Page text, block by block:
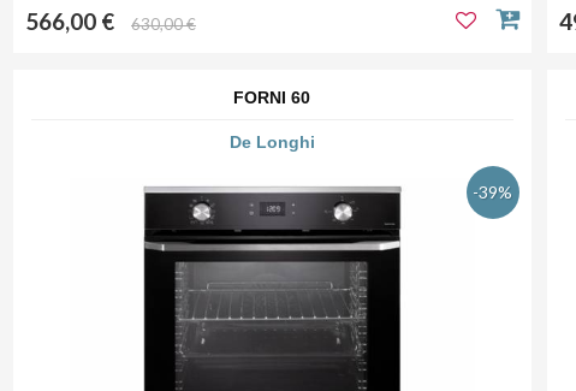
566,00 € 630,00 €
FORNI 60
De Longhi
-39%